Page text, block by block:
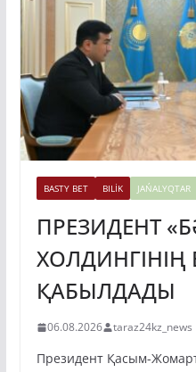
BASTY BET BILİK JAŃALYQTAR
ПРЕЗИДЕНТ
ҚАБЫЛДАДЫ
06.08.2026 taraz24kz_news
Президент Қасым-